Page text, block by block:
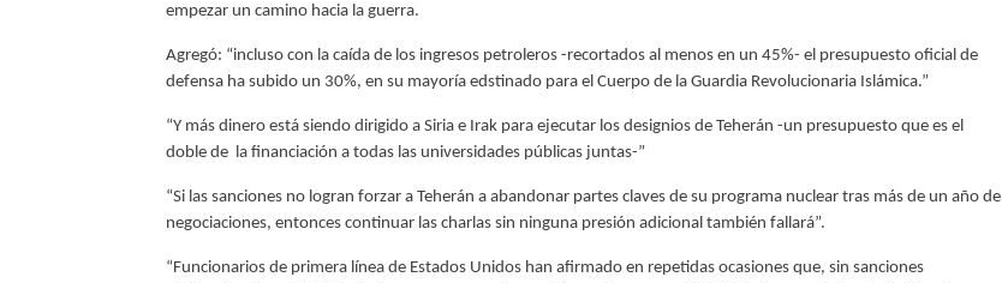
empezar un camino hacia la guerra.
Agregó: “incluso con la caída de los ingresos petroleros -recortados al menos en un 45%- el presupuesto oficial de
defensa ha subido un 30%, en su mayoría edstinado para el Cuerpo de la Guardia Revolucionaria Islámica.”
“Y más dinero está siendo dirigido a Siria e Irak para ejecutar los designios de Teherán -un presupuesto que es el
doble de la financiación a todas las universidades públicas juntas-”
“Si las sanciones no logran forzar a Teherán a abandonar partes claves de su programa nuclear tras más de un año de
negociaciones, entonces continuar las charlas sin ninguna presión adicional también fallará”.
“Funcionarios de primera línea de Estados Unidos han afirmado en repetidas ocasiones que, sin sanciones